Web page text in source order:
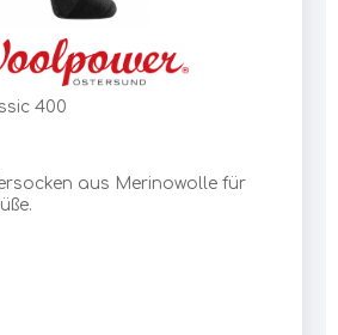
400
aus Merinowolle für